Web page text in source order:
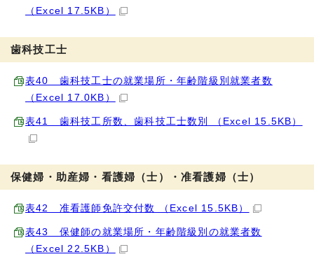
（Excel 17.5KB）
歯科技工士
表40 歯科技工士の就業場所・年齢階級別就業者数
（Excel 17.0KB）
表41 歯科技工所数、歯科技工士数別 （Excel 15.5KB）
保健婦・助産婦・看護婦（士）・准看護婦（士）
表42 准看護師免許交付数 （Excel 15.5KB）
表43 保健師の就業場所・年齢階級別の就業者数
（Excel 22.5KB）